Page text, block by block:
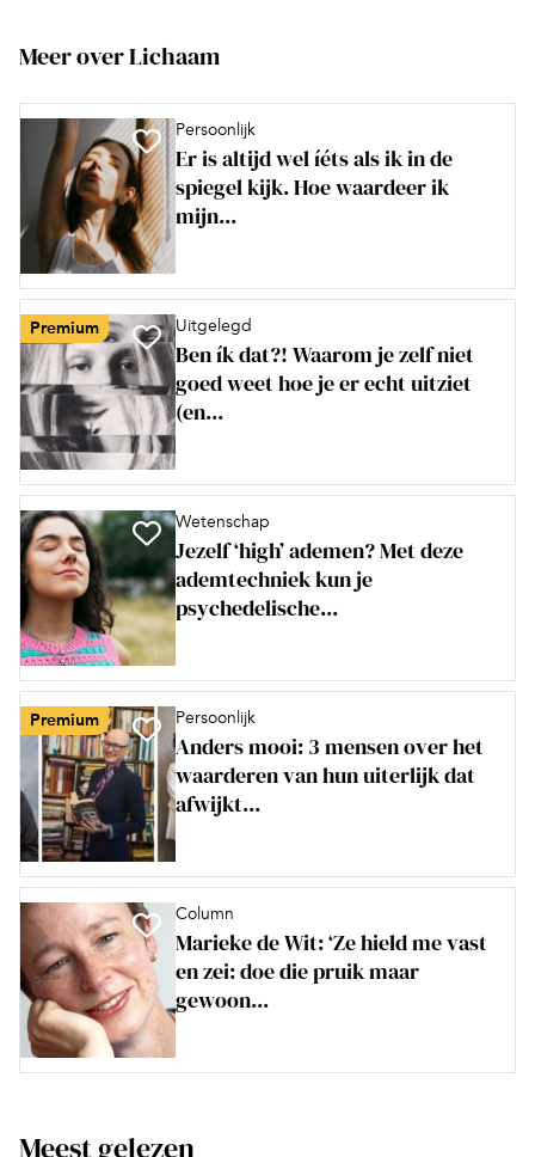
Meer over Lichaam
Persoonlijk
Er is altijd wel íéts als ik in de
spiegel kijk. Hoe waardeer ik
mijn...
Premium Uitgelegd
Ben ík dat?! Waarom je zelf niet
goed weet hoe je er echt uitziet
(en...
Wetenschap
Jezelf ‘high’ ademen? Met deze
ademtechniek kun je
psychedelische...
Premium Persoonlijk
Anders mooi: 3 mensen over het
waarderen van hun uiterlijk dat
afwijkt...
Column
Marieke de Wit: ‘Ze hield me vast
en zei: doe die pruik maar
gewoon...
Meest gelezen